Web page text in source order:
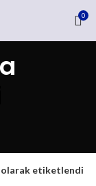
0
olarak etiketlendi